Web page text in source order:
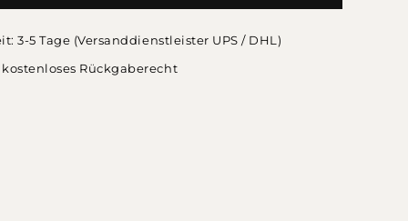
3-5 Tage (Versanddienstleister UPS / DHL)
kostenloses Rückgaberecht